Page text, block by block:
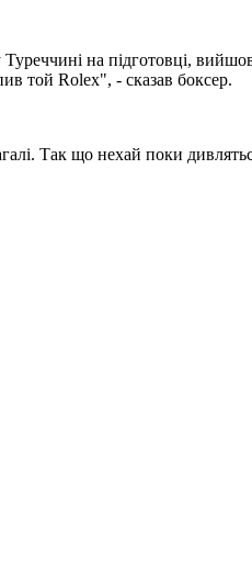
на підготовці,
той Rolex", - сказав боксер.
Так що нехай поки